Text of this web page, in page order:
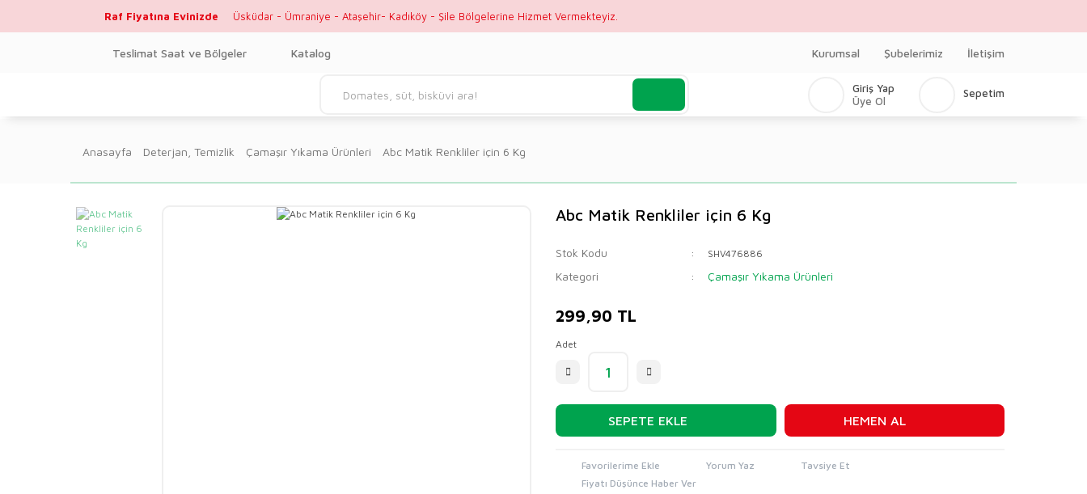
Raf Fiyatına Evinizde Üsküdar - Ümraniye - Ataşehir- Kadıköy - Şile Bölgelerine Hizmet Vermekteyiz.
Teslimat Saat ve Bölgeler Katalog Kurumsal Şubelerimiz İletişim
Giriş Yap
Üye Ol
Sepetim
Anasayfa Deterjan, Temizlik Çamaşır Yıkama Ürünleri Abc Matik Renkliler için 6 Kg
Abc Matik Renkliler için 6 Kg
Stok Kodu SHV476886
Kategori Çamaşır Yıkama Ürünleri
299,90 TL
Adet
SEPETE EKLE HEMEN AL
Yorum Yaz
Tavsiye Et
Fiyatı Düşünce Haber Ver